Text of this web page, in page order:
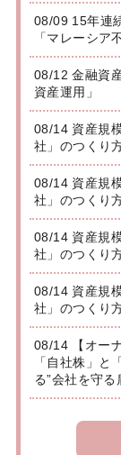
08/09 15年連
「マレーシア
08/12 金融資
資産運用」
08/14 資産規
社」のつくり
08/14 資産規
社」のつくり
08/14 資産規
社」のつくり
08/14 資産規
社」のつくり
08/14 【オー
「自社株」と
る”会社を守る